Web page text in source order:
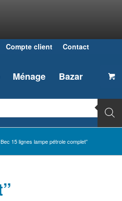
Compte client Contact
Ménage Bazar
Bec 15 lignes lampe pétrole complet”